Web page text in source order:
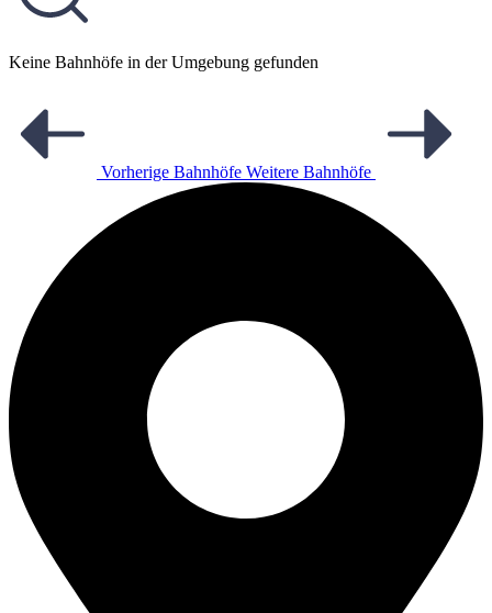
Keine Bahnhöfe in der Umgebung gefunden
Vorherige Bahnhöfe Weitere Bahnhöfe